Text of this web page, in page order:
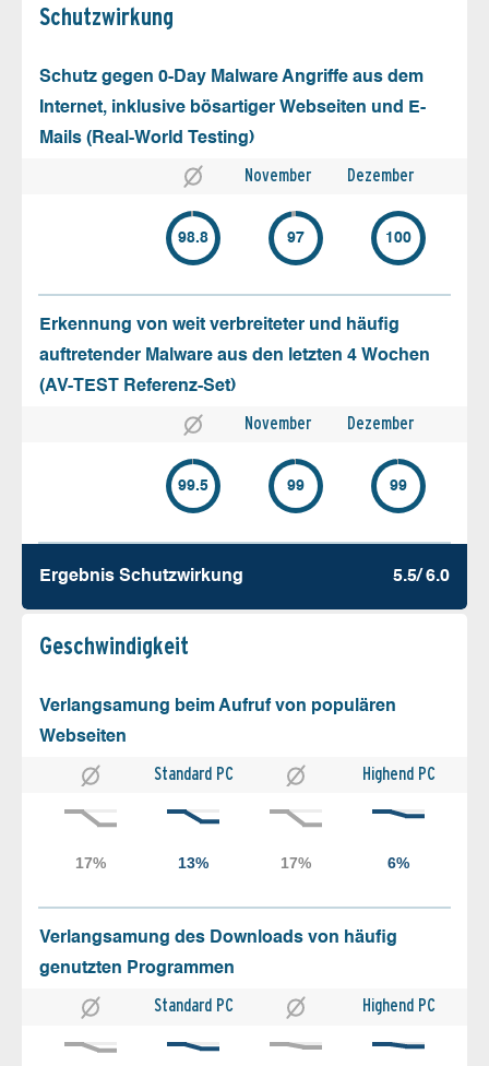
Schutz­wirkung
Schutz gegen 0-Day Malware Angriffe aus dem
Internet, inklusive bösartiger Webseiten und E-
Mails (Real-World Testing)
November Dezember
98.8 97 100
Erkennung von weit verbreiteter und häufig
auftretender Malware aus den letzten 4 Wochen
(AV-TEST Referenz-Set)
November Dezember
99.5 99 99
Ergebnis Schutz­wirkung 5.5/ 6.0
Geschw­indigkeit
Verlangsamung beim Aufruf von populären
Webseiten
Standard PC Highend PC
Verlangsamung des Downloads von häufig
genutzten Programmen
Standard PC Highend PC